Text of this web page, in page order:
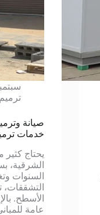
سبتمبر
خدمات
يحتاج كثير
الشرقية،
السنوات
الأسطح.
عامة